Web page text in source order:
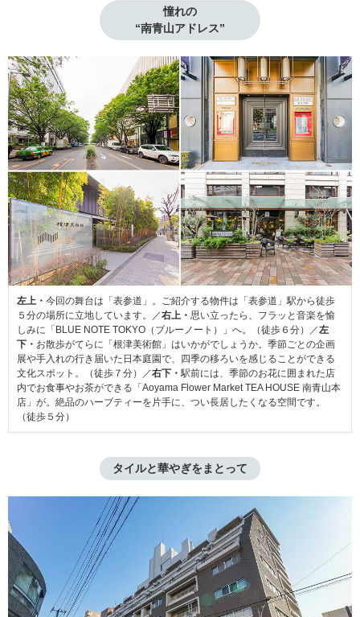
憧れの
“南青山アドレス”
左上・ 今回の舞台は「表参道」。ご紹介する物件は「表参道」駅から徒歩
５分の場所に立地しています。／右上・ 思い立ったら、フラッと音楽を愉
しみに「BLUE NOTE TOKYO（ブルーノート）」へ。（徒歩６分）／左
下・ お散歩がてらに「根津美術館」はいかがでしょうか。季節ごとの企画
展や手入れの行き届いた日本庭園で、四季の移ろいを感じることができる
文化スポット。（徒歩７分）／右下・駅前には、季節のお花に囲まれた店
内でお食事やお茶ができる「Aoyama Flower Market TEA HOUSE 南青山本
店」が。絶品のハーブティーを片手に、つい長居したくなる空間です。
（徒歩５分）
タイルと華やぎをまとって